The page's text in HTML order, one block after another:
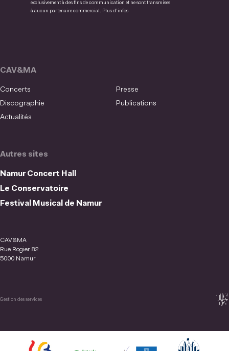
exclusivement à des fins de communication et ne sont transmises
à aucun partenaire commercial. Plus d’infos
Autres sites
Namur Concert Hall
Le Conservatoire
Festival Musical de Namur
CAV&MA
Concerts
Presse
Discographie
Publications
Actualités
CAV&MA
Rue Rogier 82
5000 Namur
Gestion des services